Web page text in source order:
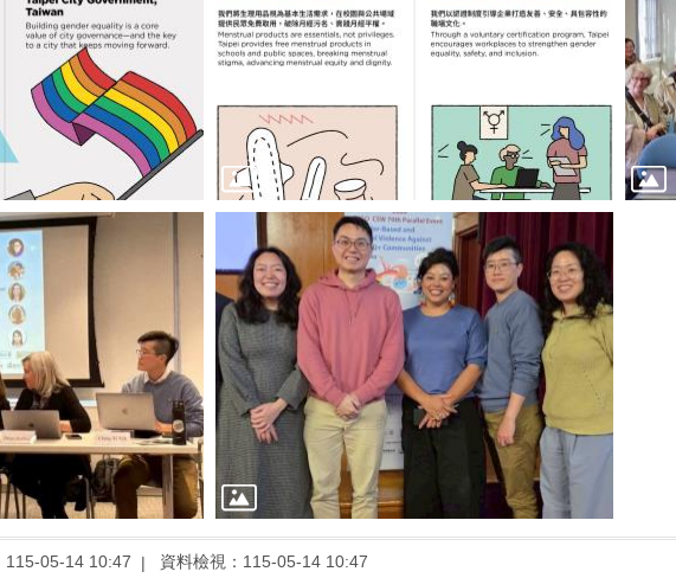
115-05-14 10:47 資料檢視： 115-05-14 10:47